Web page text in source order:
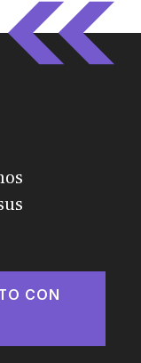
CON